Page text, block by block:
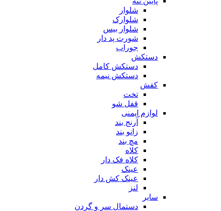
شلوار
شلوارک
شلوار بیس
شورت پد دار
جوراب
دستکش
دستکش کامل
دستکش نیمه
کفش
تخت
قفل شو
لوازم ایمنی
آرنج بند
زانو بند
مچ بند
کلاه
کلاه فک دار
عینک
عینک کش دار
لنز
سایر
دستمال سر و گردن